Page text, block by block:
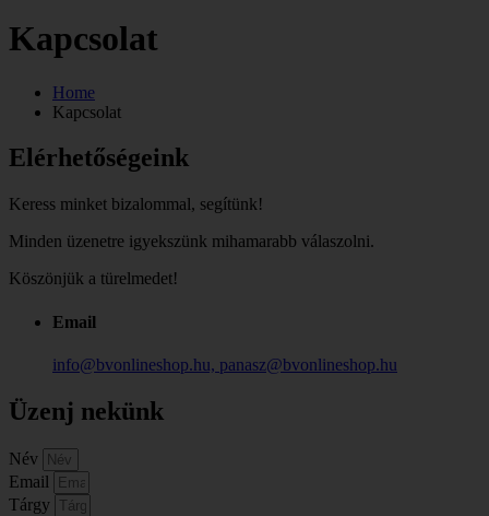
Kapcsolat
Home
Kapcsolat
Elérhetőségeink
Keress minket bizalommal, segítünk!
Minden üzenetre igyekszünk mihamarabb válaszolni.
Köszönjük a türelmedet!
Email
info@bvonlineshop.hu, panasz@bvonlineshop.hu
Üzenj nekünk
Név
Email
Tárgy